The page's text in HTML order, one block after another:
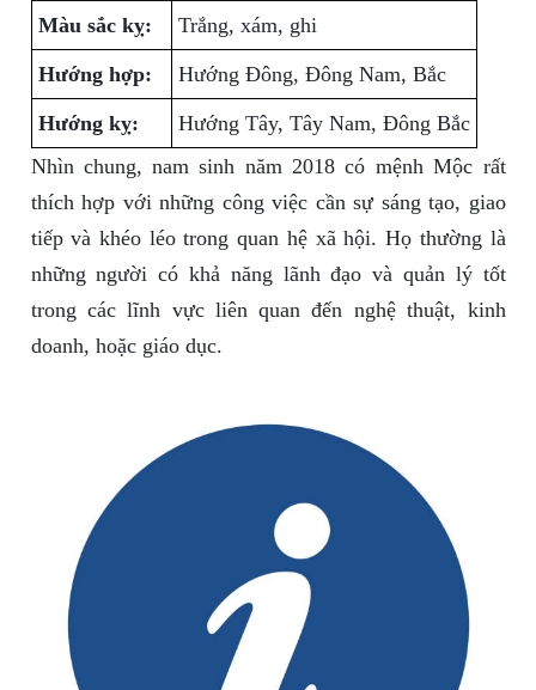
Màu sắc kỵ: Trắng, xám, ghi
Hướng hợp: Hướng Đông, Đông Nam, Bắc
Hướng kỵ:
Hướng Tây, Tây Nam, Đông Bắc
Nhìn chung, nam sinh năm 2018 có mệnh Mộc rất
thích hợp với những công việc cần sự sáng tạo, giao
tiếp và khéo léo trong quan hệ xã hội. Họ thường là
những người có khả năng lãnh đạo và quản lý tốt
trong các lĩnh vực liên quan đến nghệ thuật, kinh
doanh, hoặc giáo dục.